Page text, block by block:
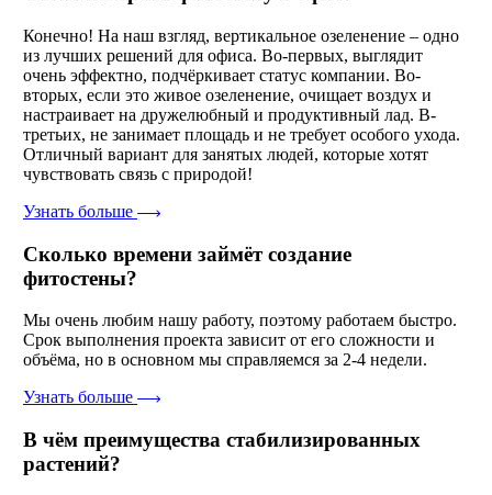
Конечно! На наш взгляд, вертикальное озеленение – одно
из лучших решений для офиса. Во-первых, выглядит
очень эффектно, подчёркивает статус компании. Во-
вторых, если это живое озеленение, очищает воздух и
настраивает на дружелюбный и продуктивный лад. В-
третьих, не занимает площадь и не требует особого ухода.
Отличный вариант для занятых людей, которые хотят
чувствовать связь с природой!
Узнать больше
Сколько времени займёт создание
фитостены?
Мы очень любим нашу работу, поэтому работаем быстро.
Срок выполнения проекта зависит от его сложности и
объёма, но в основном мы справляемся за 2-4 недели.
Узнать больше
В чём преимущества стабилизированных
растений?